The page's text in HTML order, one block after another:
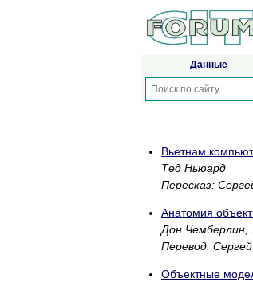
Данные
Вьетнам
Тед Ньюард
Пересказ:
Анатомия
Дон Чемберлин,
Перевод:
Объектные